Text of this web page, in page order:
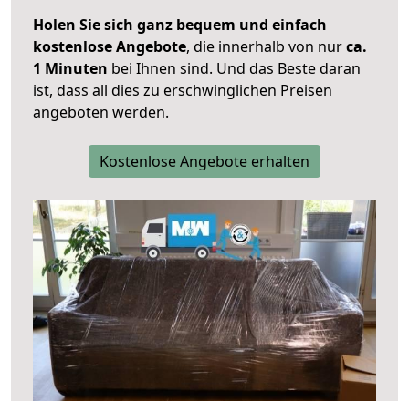
Holen Sie sich ganz bequem und einfach
kostenlose Angebote, die innerhalb von nurca.
1 Minuten bei Ihnen sind. Und das Beste daran
ist, dass all dies zu erschwinglichen Preisen
angeboten werden.
Kostenlose Angebote erhalten